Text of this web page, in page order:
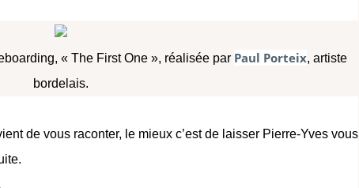
« The First One », réalisée par Paul Porteix, artiste
bordelais.
de vous raconter, le mieux c’est de laisser Pierre-Yves vous